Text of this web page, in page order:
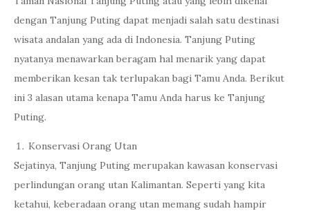
dengan Tanjung Puting dapat menjadi salah satu destinasi
wisata andalan yang ada di Indonesia. Tanjung Puting
nyatanya menawarkan beragam hal menarik yang dapat
memberikan kesan tak terlupakan bagi Tamu Anda. Berikut
ini 3 alasan utama kenapa Tamu Anda harus ke Tanjung
Puting.
Konservasi Orang Utan
Sejatinya, Tanjung Puting merupakan kawasan konservasi
perlindungan orang utan Kalimantan. Seperti yang kita
ketahui, keberadaan orang utan memang sudah hampir